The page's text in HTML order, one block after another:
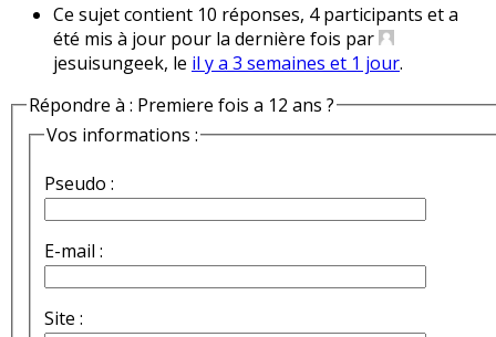
Ce sujet contient 10 réponses, 4 participants et a
été mis à jour pour la dernière fois par
jesuisungeek, le il y a 3 semaines et 1 jour.
Répondre à : Premiere fois a 12 ans ?
Vos informations :
Pseudo :
E-mail :
Site :